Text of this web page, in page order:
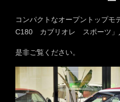
コンパクトなオープントップ
C180 カブリオレ スポーツ」
是非ご覧ください。